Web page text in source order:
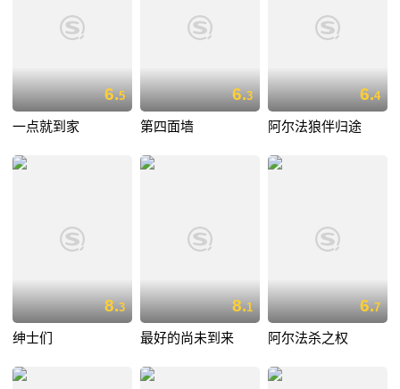
6.5
一点就到家
6.3
第四面墙
6.4
阿尔法狼伴归途
8.3
绅士们
8.1
最好的尚未到来
6.7
阿尔法杀之权